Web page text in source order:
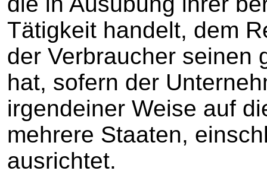
Tätigkeit handelt, dem
der Verbraucher seinen
hat, sofern der
irgendeiner Weise auf
mehrere Staaten,
ausrichtet.